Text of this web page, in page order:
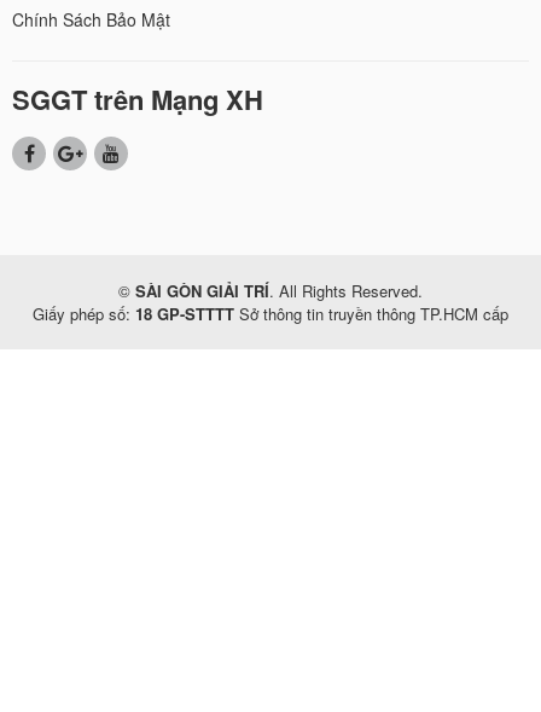
Chính Sách Bảo Mật
SGGT trên Mạng XH
© SÀI GÒN GIẢI TRÍ. All Rights Reserved.
Giấy phép số: 18 GP-STTTT Sở thông tin truyền thông TP.HCM cấp